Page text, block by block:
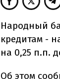
Народный
кредитам -
на 0,25 п.п.
Об этом